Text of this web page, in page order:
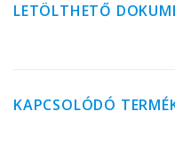
LETÖLTHETŐ
KAPCSOLÓDÓ